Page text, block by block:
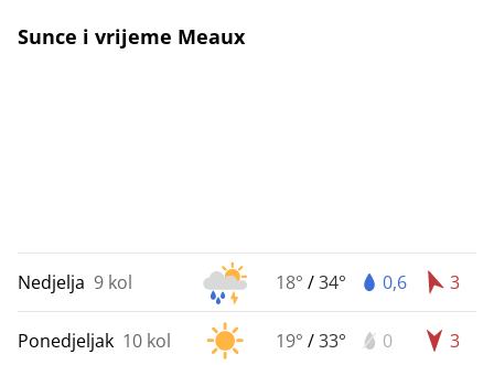
Sunce i vrijeme Meaux
Nedjelja 9 kol 18° /34° 0,6 3
Ponedjeljak 10 kol 19° /33° 0 3